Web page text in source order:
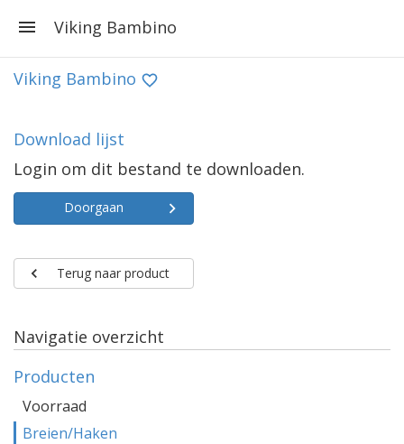
Viking Bambino
Viking Bambino
Download lijst
Login om dit bestand te downloaden.
Doorgaan
Terug naar product
Navigatie overzicht
Producten
Voorraad
Breien/Haken